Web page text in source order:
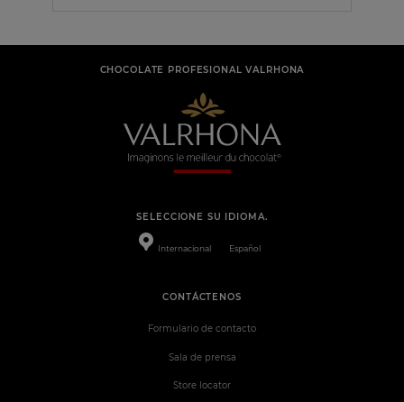
CHOCOLATE PROFESIONAL VALRHONA
SELECCIONE SU IDIOMA.
Internacional Español
CONTÁCTENOS
Formulario de contacto
Sala de prensa
Store locator